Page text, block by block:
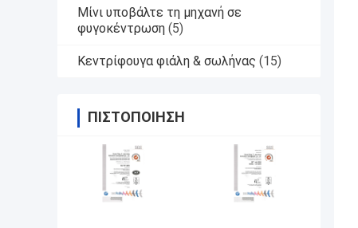
Μίνι υποβάλτε τη μηχανή σε
φυγοκέντρωση (5)
Κεντρίφουγα φιάλη & σωλήνας (15)
ΠΙΣΤΟΠΟΊΗΣΗ